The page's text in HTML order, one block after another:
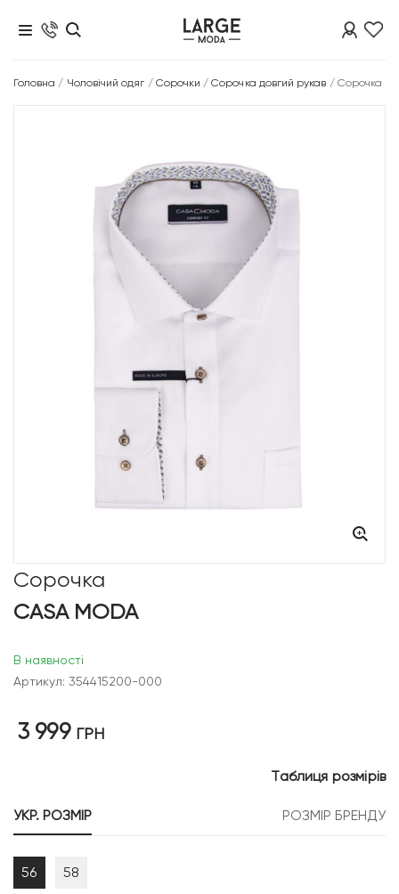
Головна / Чоловічий одяг / Сорочки /Сорочка довгий рукав / Сорочка
Сорочка
CASA MODA
В наявності
Артикул: 354415200-000
3 999 ГРН
УКР. РОЗМІР РОЗМІР БРЕНДУ
Таблиця розмірів
56 58